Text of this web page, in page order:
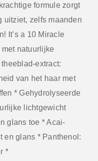
formule zorgt
uitziet, zelfs maanden
It’s a 10 Miracle
natuurlijke
extract:
van het haar met
* Gehydrolyseerde
lichtgewicht
glans toe * Acai-
en glans * Panthenol:
*